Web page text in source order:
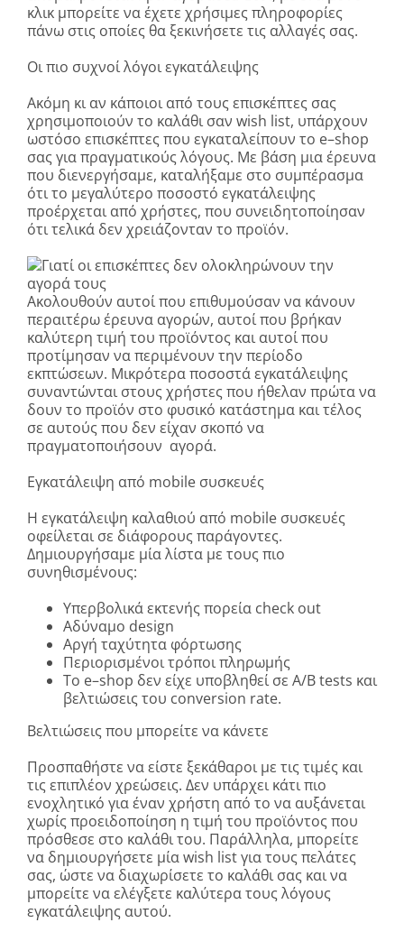
κλικ μπορείτε να έχετε χρήσιμες πληροφορίες
πάνω στις οποίες θα ξεκινήσετε τις αλλαγές σας.
Οι πιο συχνοί λόγοι εγκατάλειψης
Ακόμη κι αν κάποιοι από τους επισκέπτες σας
χρησιμοποιούν το καλάθι σαν wish list, υπάρχουν
ωστόσο επισκέπτες που εγκαταλείπουν το e–shop
σας για πραγματικούς λόγους. Με βάση μια έρευνα
που διενεργήσαμε, καταλήξαμε στο συμπέρασμα
ότι το μεγαλύτερο ποσοστό εγκατάλειψης
προέρχεται από χρήστες, που συνειδητοποίησαν
ότι τελικά δεν χρειάζονταν το προϊόν.
Ακολουθούν αυτοί που επιθυμούσαν να κάνουν
περαιτέρω έρευνα αγορών, αυτοί που βρήκαν
καλύτερη τιμή του προϊόντος και αυτοί που
προτίμησαν να περιμένουν την περίοδο
εκπτώσεων. Μικρότερα ποσοστά εγκατάλειψης
συναντώνται στους χρήστες που ήθελαν πρώτα να
δουν το προϊόν στο φυσικό κατάστημα και τέλος
σε αυτούς που δεν είχαν σκοπό να
πραγματοποιήσουν αγορά.
Εγκατάλειψη από mobile συσκευές
Η εγκατάλειψη καλαθιού από mobile συσκευές
οφείλεται σε διάφορους παράγοντες.
Δημιουργήσαμε μία λίστα με τους πιο
συνηθισμένους:
Υπερβολικά εκτενής πορεία check out
Αδύναμο design
Αργή ταχύτητα φόρτωσης
Περιορισμένοι τρόποι πληρωμής
Το e–shop δεν είχε υποβληθεί σε A/Btests και
βελτιώσεις του conversion rate.
Βελτιώσεις που μπορείτε να κάνετε
Προσπαθήστε να είστε ξεκάθαροι με τις τιμές και
τις επιπλέον χρεώσεις. Δεν υπάρχει κάτι πιο
ενοχλητικό για έναν χρήστη από το να αυξάνεται
χωρίς προειδοποίηση η τιμή του προϊόντος που
πρόσθεσε στο καλάθι του. Παράλληλα, μπορείτε
να δημιουργήσετε μίαwish listγια τους πελάτες
σας, ώστε να διαχωρίσετε το καλάθι σας και να
μπορείτε να ελέγξετε καλύτερα τους λόγους
εγκατάλειψης αυτού.